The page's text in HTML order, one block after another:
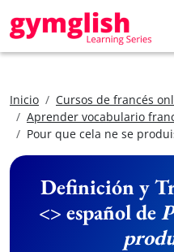
Inicio
Cursos de francés
Aprender vocabulario
Pour que cela ne se
Definición y
<> español de